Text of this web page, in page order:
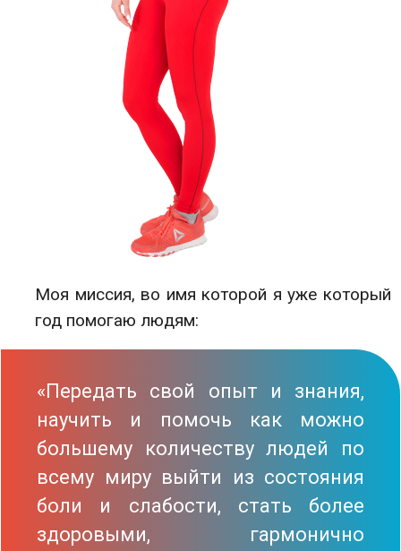
Моя миссия, во имя которой я уже который
год помогаю людям:
«Передать свой опыт и знания,
научить и помочь как можно
большему количеству людей по
всему миру выйти из состояния
боли и слабости, стать более
здоровыми, гармонично